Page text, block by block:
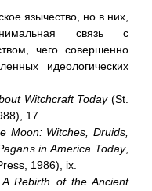
язычество, но в них,
связь с
чего совершенно
идеологических
Witchcraft Today(St.
17.
Moon: Witches, Druids,
in America Today,
1986), ix.
Rebirth of the Ancient